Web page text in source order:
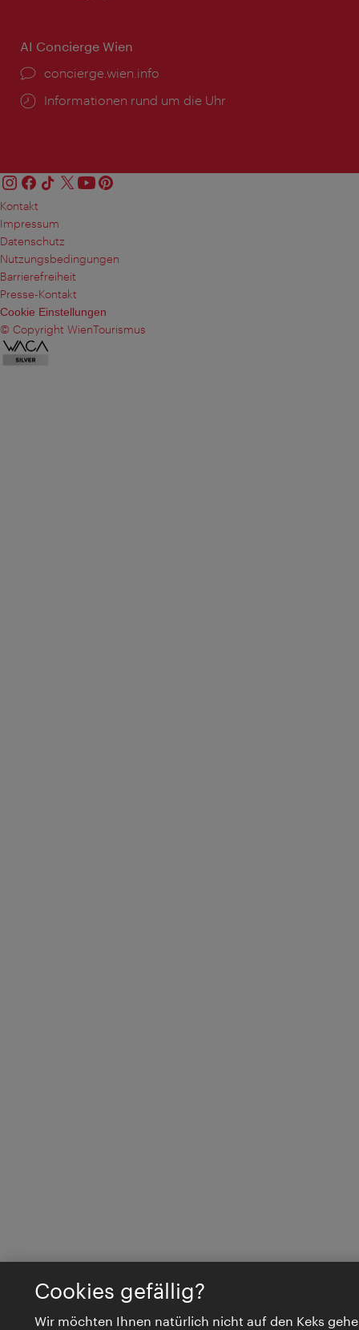
AI Concierge Wien
Ort:
concierge.wien.info
Öffnungszeiten:
Informationen rund um die Uhr
Kontakt
Impressum
Datenschutz
Nutzungsbedingungen
Barrierefreiheit
Presse-Kontakt
Cookie Einstellungen
© Copyright WienTourismus
Cookies gefällig?
Wir möchten Ihnen natürlich nicht auf den Keks